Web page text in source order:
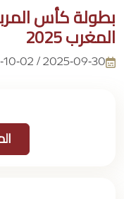
بطولة كأس
المغرب 2025
2025-09-30 / 2025-10-02